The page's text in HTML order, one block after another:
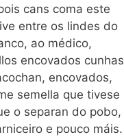
cans coma este
entre os lindes do
ao médico,
encovados cunhas
encovados,
semella que tivese
o separan do pobo,
e pouco máis.